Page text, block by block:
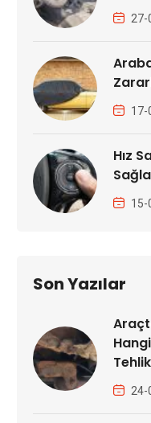
27-
17-
Hız
15-
Son Yazılar
24-